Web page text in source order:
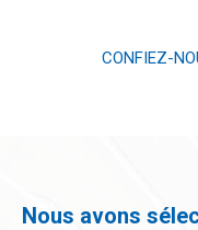
CONFIEZ-
Nous avons